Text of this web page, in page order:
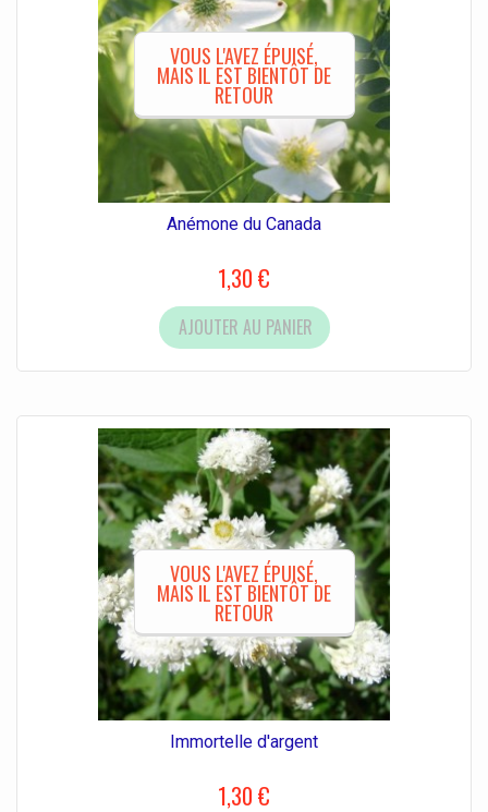
VOUS L'AVEZ ÉPUISÉ,
MAIS IL EST BIENTÔT DE
RETOUR
Anémone du Canada
1,30 €
AJOUTER AU PANIER
VOUS L'AVEZ ÉPUISÉ,
MAIS IL EST BIENTÔT DE
RETOUR
Immortelle d'argent
1,30 €